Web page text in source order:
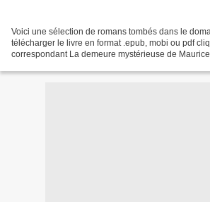
Voici une sélection de romans tombés dans le
télécharger le livre en format .epub, mobi ou pdf
correspondant La demeure mystérieuse de